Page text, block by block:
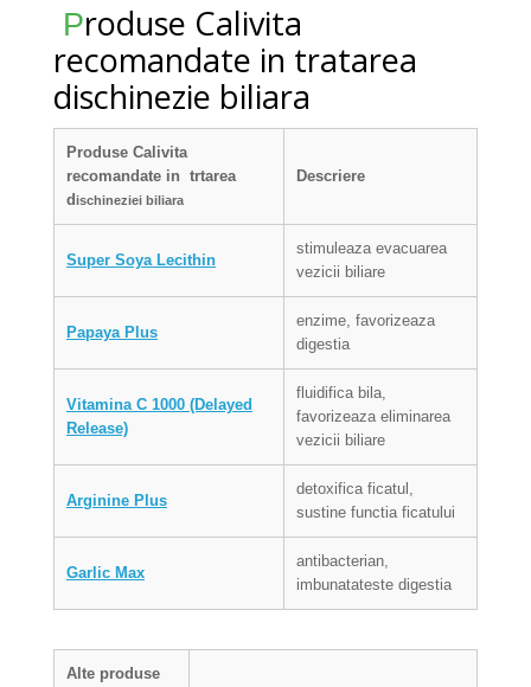
Produse Calivita
recomandate in tratarea
dischinezie biliara
Produse Calivita
recomandate in trtarea
dischineziei biliara
Descriere
Super Soya Lecithin
stimuleaza evacuarea
vezicii biliare
Papaya Plus
enzime, favorizeaza
digestia
Vitamina C 1000 (Delayed
Release)
fluidifica bila,
favorizeaza eliminarea
vezicii biliare
Arginine Plus
detoxifica ficatul,
sustine functia ficatului
Garlic Max
antibacterian,
imbunatateste digestia
Alte produse